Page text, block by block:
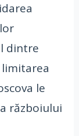
dintre
le
războiului